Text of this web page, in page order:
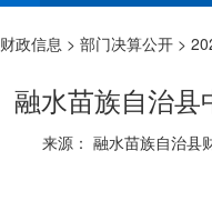
财政信息 > 部门决算公开 >
融水苗族自治县
来源： 融水苗族自治